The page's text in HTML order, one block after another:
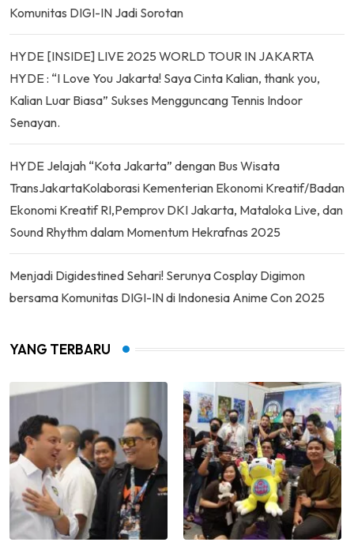
Komunitas DIGI-IN Jadi Sorotan
HYDE [INSIDE] LIVE 2025 WORLD TOUR IN JAKARTA
HYDE : “I Love You Jakarta! Saya Cinta Kalian, thank you,
Kalian Luar Biasa” Sukses Mengguncang Tennis Indoor
Senayan.
HYDE Jelajah “Kota Jakarta” dengan Bus Wisata
TransJakartaKolaborasi Kementerian Ekonomi Kreatif/Badan
Ekonomi Kreatif RI,Pemprov DKI Jakarta, Mataloka Live, dan
Sound Rhythm dalam Momentum Hekrafnas 2025
Menjadi Digidestined Sehari! Serunya Cosplay Digimon
bersama Komunitas DIGI-IN di Indonesia Anime Con 2025
YANG TERBARU